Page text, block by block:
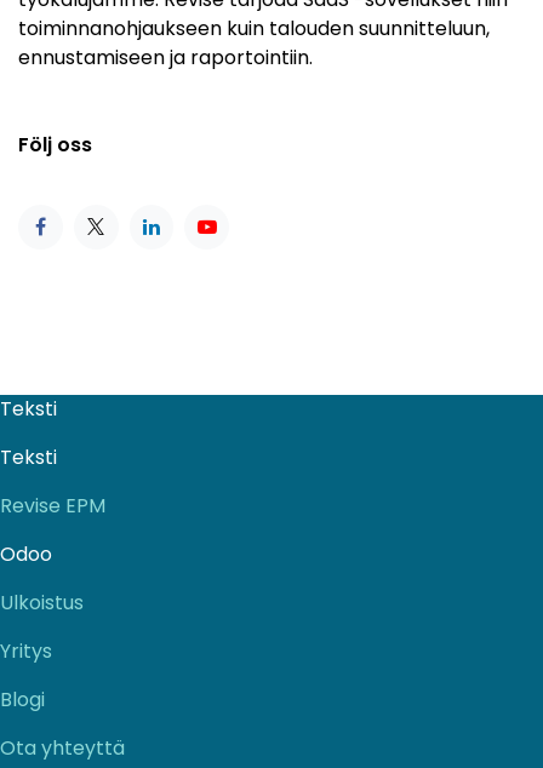
toiminnanohjaukseen kuin talouden suunnitteluun,
ennustamiseen ja raportointiin.
Följ oss
Teksti
Teksti
Revise EPM
Odoo
Ulkoistus
Yritys
Blogi
Ota yhteyttä